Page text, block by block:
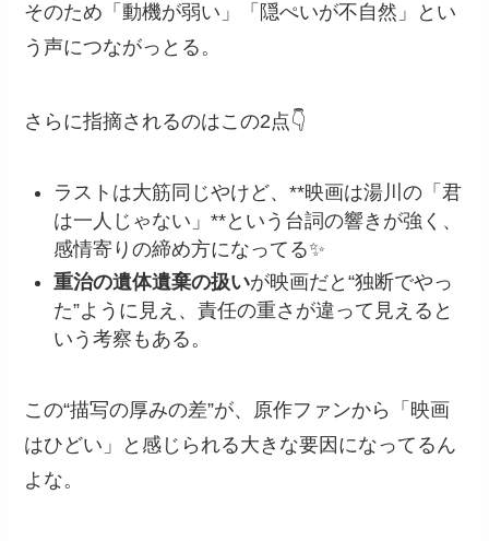
そのため「動機が弱い」「隠ぺいが不自然」とい
う声につながっとる。
さらに指摘されるのはこの2点👇
ラストは大筋同じやけど、**映画は湯川の「君
は一人じゃない」**という台詞の響きが強く、
感情寄りの締め方になってる✨
重治の遺体遺棄の扱いが映画だと“独断でやっ
た”ように見え、責任の重さが違って見えると
いう考察もある。
この“描写の厚みの差”が、原作ファンから「映画
はひどい」と感じられる大きな要因になってるん
よな。